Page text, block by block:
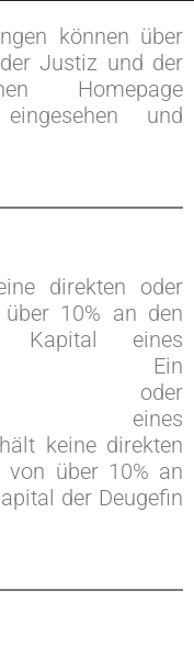
können über
Justiz und der
Homepage
eingesehen und
direkten oder
10% an den
Kapital eines
Ein
oder
eines
keine direkten
von über 10% an
der Deugefin